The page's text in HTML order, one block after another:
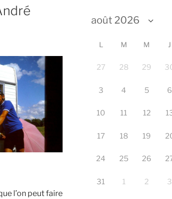
l’on peut faire
L M M J
27 28 29
3 4 5 6
10 11 12
17 18 19
24 25 26
31 1 2 3